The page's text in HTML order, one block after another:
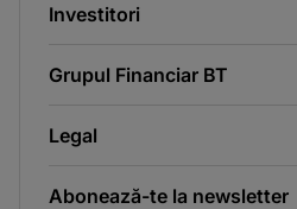
Investitori
Grupul Financiar BT
Legal
Abonează-te la newsletter